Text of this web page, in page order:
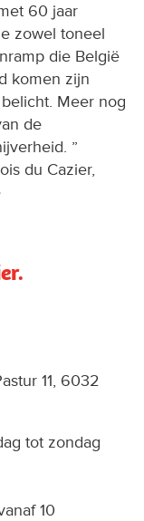
60 jaar
zowel toneel
die België
komen zijn
Meer nog
de
”
du Cazier,
11, 6032
tot zondag
10